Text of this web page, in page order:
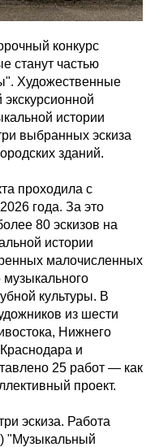
конкурс
станут частью
Художественные
истории
выбранных эскиза
зданий.
проходила с
года. За это
80 эскизов на
истории
малочисленных
культуры. В
из шести
Нижнего
и
25 работ — как
проект.
эскиза. Работа
"Музыкальный